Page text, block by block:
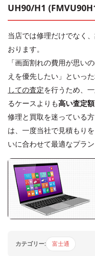
UH90/H1
当店では修理だけでなく
おります。
「画面割れの費用が思い
えを優先したい」といっ
しての査定を行うため、
るケースよりも高い査定額
修理と買取を迷っている
は、一度当社で見積もり
いに合わせて最適なプラン
カテゴリー: 富士通